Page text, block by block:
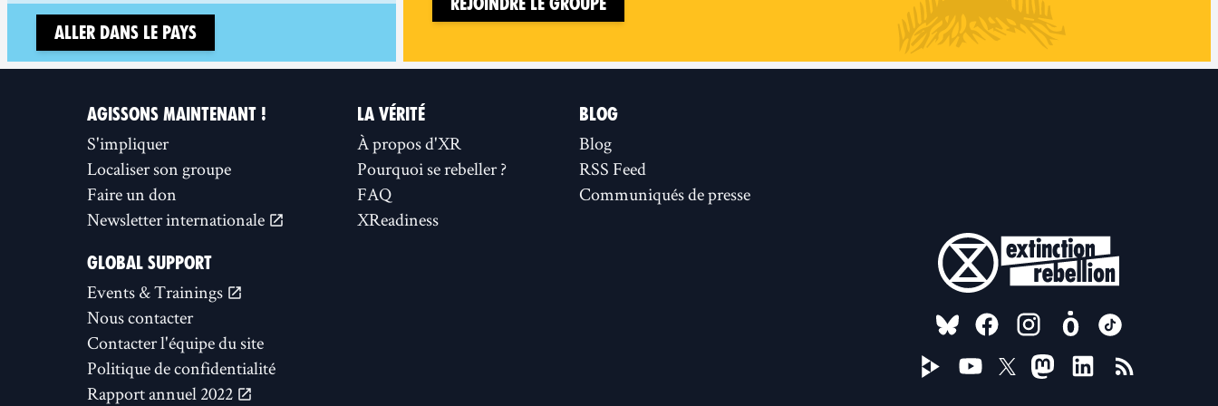
Aller dans le pays
AGISSONS MAINTENANT !
S'impliquer
Localiser son groupe
Faire un don
Newsletter internationale
LA VÉRITÉ
À propos d'XR
Pourquoi se rebeller ?
FAQ
XReadiness
BLOG
Blog
RSS Feed
Communiqués de presse
GLOBAL SUPPORT
Events & Trainings
Nous contacter
Contacter l'équipe du site
Politique de confidentialité
Rapport annuel 2022
FOLLOW US ON